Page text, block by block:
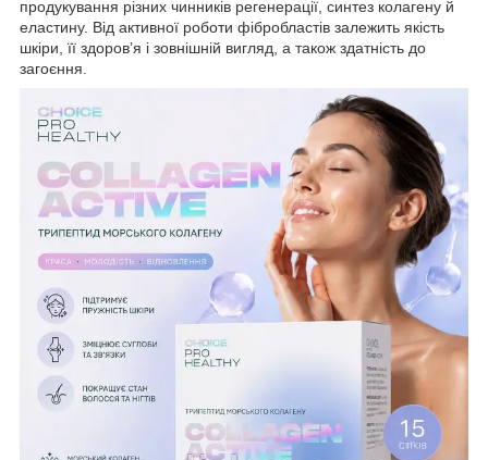
продукування різних чинників регенерації, синтез колагену й
еластину. Від активної роботи фібробластів залежить якість
шкіри, її здоров’я і зовнішній вигляд, а також здатність до
загоєння.